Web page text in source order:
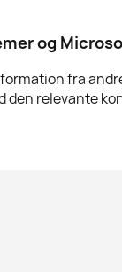
og
fra
den relevante